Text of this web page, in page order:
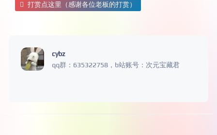
打赏点这里（感谢各位老板的打赏）
cybz
qq群：635322758，b站账号：次元宝藏君